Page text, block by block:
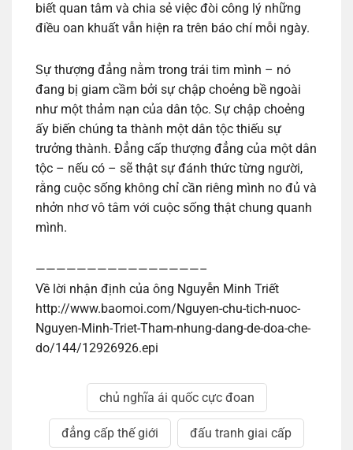
biết quan tâm và chia sẻ việc đòi công lý những
điều oan khuất vẫn hiện ra trên báo chí mỗi ngày.
Sự thượng đẳng nằm trong trái tim mình – nó
đang bị giam cầm bởi sự chập choẻng bề ngoài
như một thảm nạn của dân tộc. Sự chập choẻng
ấy biến chúng ta thành một dân tộc thiếu sự
trưởng thành. Đẳng cấp thượng đẳng của một dân
tộc – nếu có – sẽ thật sự đánh thức từng người,
rằng cuộc sống không chỉ cần riêng mình no đủ và
nhởn nhơ vô tâm với cuộc sống thật chung quanh
mình.
————————————————–
Về lời nhận định của ông Nguyễn Minh Triết
http://www.baomoi.com/Nguyen-chu-tich-nuoc-
Nguyen-Minh-Triet-Tham-nhung-dang-de-doa-che-
do/144/12926926.epi
chủ nghĩa ái quốc cực đoan
đẳng cấp thế giới đấu tranh giai cấp